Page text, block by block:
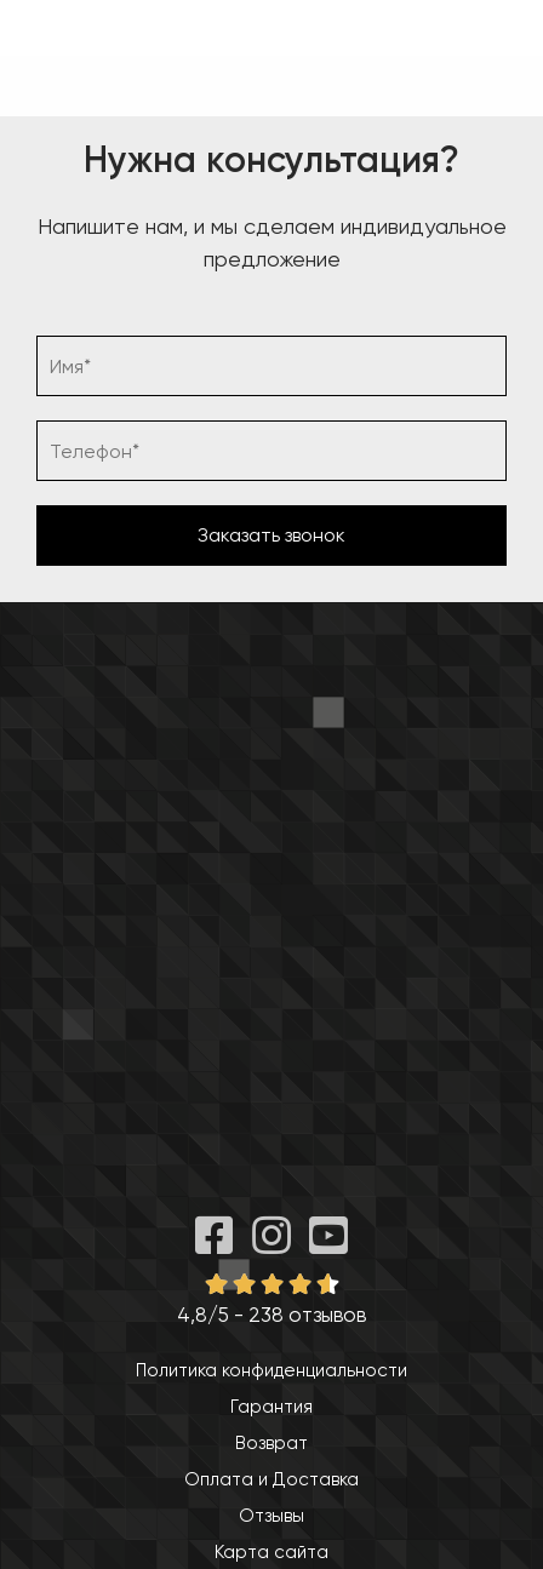
Нужна консультация?
Напишите нам, и мы сделаем индивидуальное
предложение
4,8/5 - 238 отзывов
Политика конфиденциальности
Гарантия
Возврат
Оплата и Доставка
Отзывы
Карта сайта